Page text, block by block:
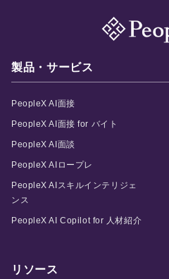
製品・サービス
PeopleX AI面接
PeopleX AI面接 for バイト
PeopleX AI面談
PeopleX AIロープレ
PeopleX AIスキルインテリジェ
ンス
PeopleX AI Copilot for 人材紹介
リソース